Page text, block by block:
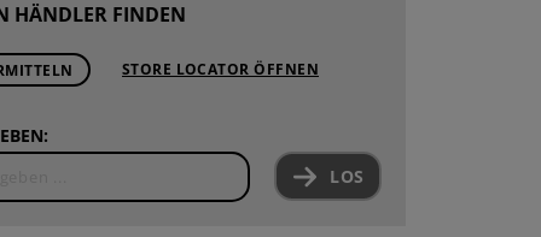
HÄNDLER FINDEN
STORE LOCATOR ÖFFNEN
LOS